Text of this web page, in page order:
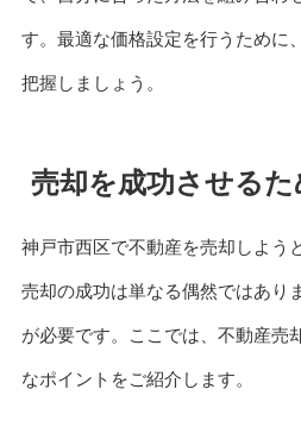
す。最適な価格設定を行うために
把握しましょう。
売却を成功させる
神戸市西区で不動産を売却しよう
売却の成功は単なる偶然ではあり
が必要です。ここでは、不動産売
なポイントをご紹介します。